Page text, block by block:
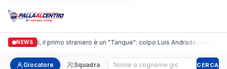
NEWS
Casalguidi, il primo straniero è un "Tanque": colpo Luis Andrada per il
Giocatore Squadra Cerca giocatore CERCA